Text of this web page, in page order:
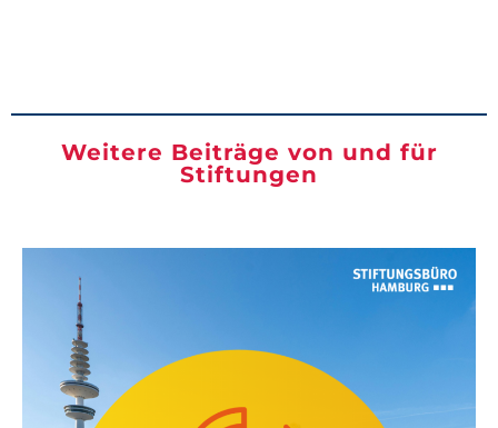
Weitere Beiträge von und für
Stiftungen